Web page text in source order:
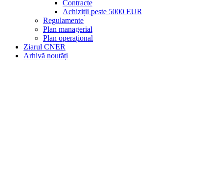
Contracte
Achiziții peste 5000 EUR
Regulamente
Plan managerial
Plan operațional
Ziarul CNER
Arhivă noutăți